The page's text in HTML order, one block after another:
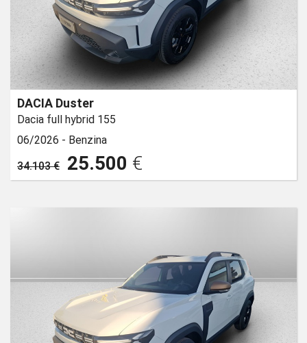
DACIA Duster
Dacia full hybrid 155
06/2026 - Benzina
34.103 €
25.500 €